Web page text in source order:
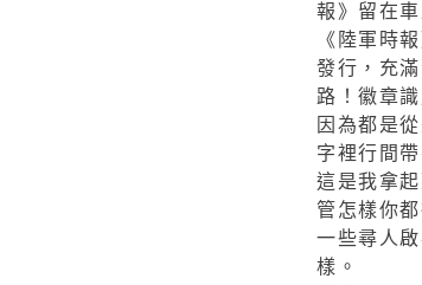
報》留在
《陸軍時
發行，充
路！徽章
因為都是
字裡行間
這是我拿
管怎樣你
一些尋人
樣。